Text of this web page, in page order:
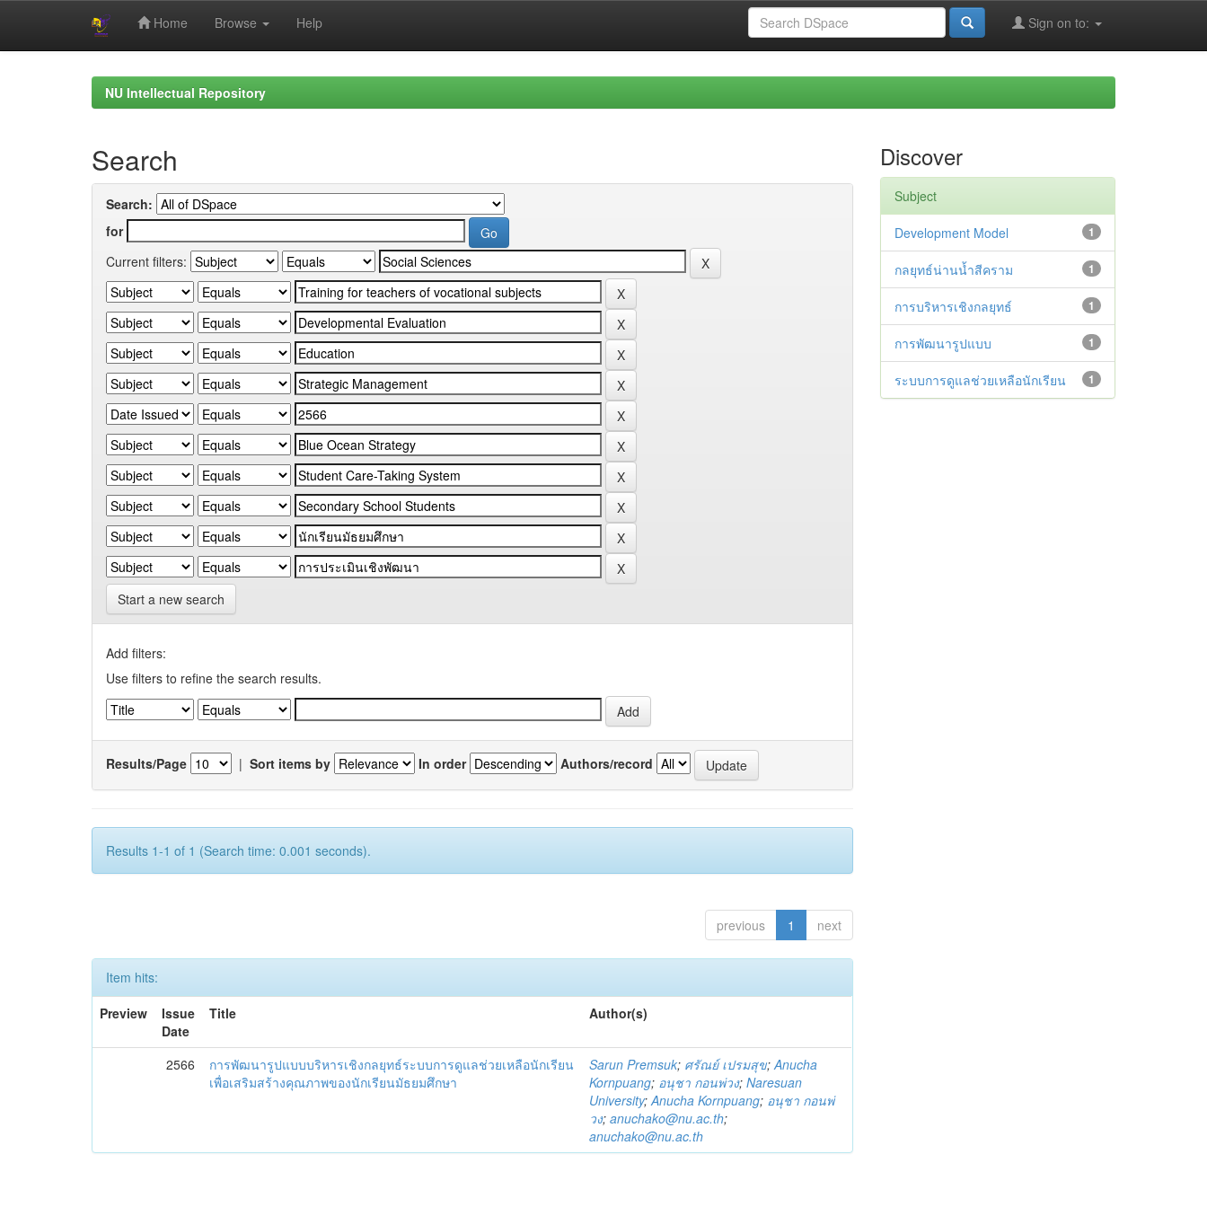
Home Browse Help Sign on to:
NU Intellectual Repository
Search
Search:
for
Current filters:
Start a new search
Add filters:
Use filters to refine the search results.
Results/Page | Sort items by In order Authors/record
Results 1-1 of 1 (Search time: 0.001 seconds).
previous 1 next
Item hits:
Preview
Issue
Date
Title Author(s)
2566
การพัฒนารูปแบบบริหารเชิงกลยุทธ์ระบบการดูแลช่วยเหลือนักเรียน
เพื่อเสริมสร้างคุณภาพของนักเรียนมัธยมศึกษา
Sarun Premsuk; ศรัณย์ เปรมสุข;Anucha
Kornpuang; อนุชา กอนพ่วง;Naresuan
University;Anucha Kornpuang; อนุชา กอนพ่
วง;anuchako@nu.ac.th;
anuchako@nu.ac.th
Discover
Subject
1
Development Model
1
กลยุทธ์น่านน้ำสีคราม
1
การบริหารเชิงกลยุทธ์
1
การพัฒนารูปแบบ
1
ระบบการดูแลช่วยเหลือนักเรียน